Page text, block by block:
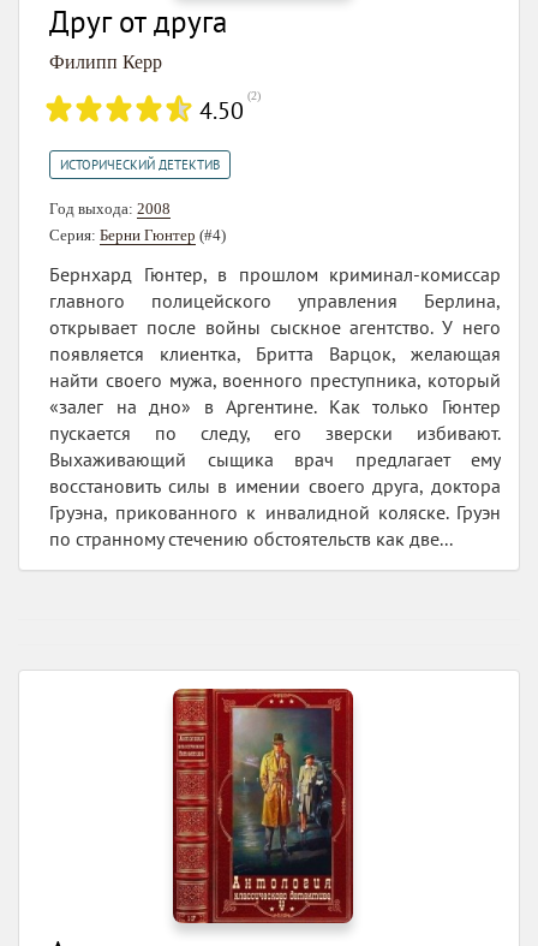
Друг от друга
Филипп Керр
4.50 (2)
ИСТОРИЧЕСКИЙ ДЕТЕКТИВ
Год выхода: 2008
Серия: Берни Гюнтер (#4)
Бернхард Гюнтер, в прошлом криминал-комиссар
главного полицейского управления Берлина,
открывает после войны сыскное агентство. У него
появляется клиентка, Бритта Варцок, желающая
найти своего мужа, военного преступника, который
«залег на дно» в Аргентине. Как только Гюнтер
пускается по следу, его зверски избивают.
Выхаживающий сыщика врач предлагает ему
восстановить силы в имении своего друга, доктора
Груэна, прикованного к инвалидной коляске. Груэн
по странному стечению обстоятельств как две...